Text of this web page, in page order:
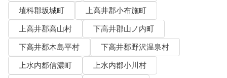
埴科郡坂城町
上高井郡小布施町
上高井郡高山村
下高井郡山ノ内町
下高井郡木島平村
下高井郡野沢温泉村
上水内郡信濃町
上水内郡小川村